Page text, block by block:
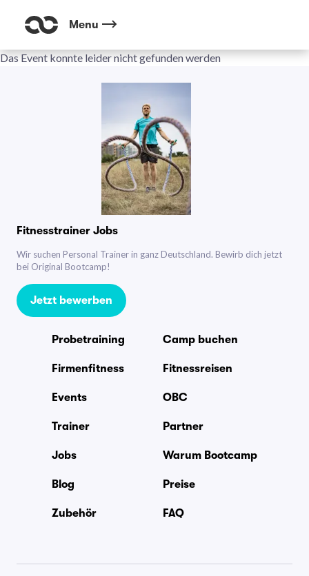
Menu
Das Event konnte leider nicht gefunden werden
Fitnesstrainer Jobs
Wir suchen Personal Trainer in ganz Deutschland. Bewirb dich jetzt
bei Original Bootcamp!
Jetzt bewerben
Probetraining Camp buchen
Firmenfitness Fitnessreisen
Events OBC
Trainer Partner
Jobs Warum Bootcamp
Blog Preise
Zubehör FAQ